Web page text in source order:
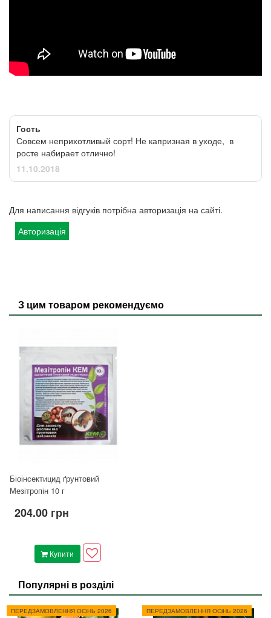
Гость
Совсем неприхотливый сорт! Не капризная в уходе, в
росте набирает отлично!
11.10.2018
Для написання відгуків потрібна авторизація на сайті.
Авторизація
З цим товаром рекомендуємо
Біоінсектицид ґрунтовий
Мезітропін 10 г
204.00 грн
Купити
Популярні в розділі
ПЕРЕДЗАМОВЛЕННЯ ОСіНЬ 2026 ПЕРЕДЗАМОВЛЕННЯ ОСіНЬ 2026